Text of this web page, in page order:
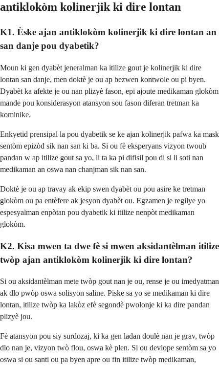
antiklokòm kolinerjik ki dire lontan
K1. Èske ajan antiklokòm kolinerjik ki dire lontan an
san danje pou dyabetik?
Moun ki gen dyabèt jeneralman ka itilize gout je kolinerjik ki dire
lontan san danje, men doktè je ou ap bezwen kontwole ou pi byen.
Dyabèt ka afekte je ou nan plizyè fason, epi ajoute medikaman glokòm
mande pou konsiderasyon atansyon sou fason diferan tretman ka
kominike.
Enkyetid prensipal la pou dyabetik se ke ajan kolinerjik pafwa ka mask
sentòm epizòd sik nan san ki ba. Si ou fè eksperyans vizyon twoub
pandan w ap itilize gout sa yo, li ta ka pi difisil pou di si li soti nan
medikaman an oswa nan chanjman sik nan san.
Doktè je ou ap travay ak ekip swen dyabèt ou pou asire ke tretman
glokòm ou pa entèfere ak jesyon dyabèt ou. Egzamen je regilye yo
espesyalman enpòtan pou dyabetik ki itilize nenpòt medikaman
glokòm.
K2. Kisa mwen ta dwe fè si mwen aksidantèlman itilize
twòp ajan antiklokòm kolinerjik ki dire lontan?
Si ou aksidantèlman mete twòp gout nan je ou, rense je ou imedyatman
ak dlo pwòp oswa solisyon saline. Piske sa yo se medikaman ki dire
lontan, itilize twòp ka lakòz efè segondè pwolonje ki ka dire pandan
plizyè jou.
Fè atansyon pou siy surdozaj, ki ka gen ladan doulè nan je grav, twòp
dlo nan je, vizyon twò flou, oswa kè plen. Si ou devlope sentòm sa yo
oswa si ou santi ou pa byen apre ou fin itilize twòp medikaman,